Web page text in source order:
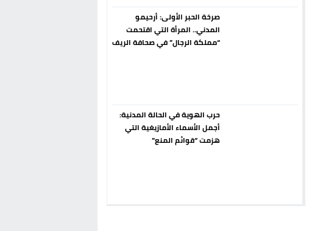
صرخة الحبر الأولى: أرحيمو
المدني.. المرأة التي اقتحمت
“مملكة الرجال” في صحافة الريف
حرب الهوية في الحالة المدنية:
أجمل الأسماء الأمازيغية التي
هزمت “قوائم المنع”